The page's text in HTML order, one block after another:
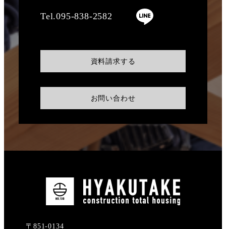
Tel.095-838-2582
資料請求する
お問い合わせ
〒851-0134